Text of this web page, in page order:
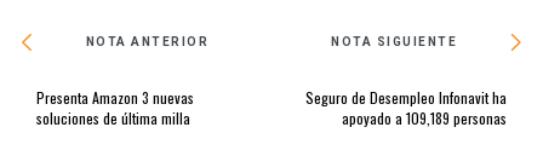
NOTA ANTERIOR
Presenta Amazon 3 nuevas
soluciones de última milla
NOTA SIGUIENTE
Seguro de Desempleo Infonavit ha
apoyado a 109,189 personas